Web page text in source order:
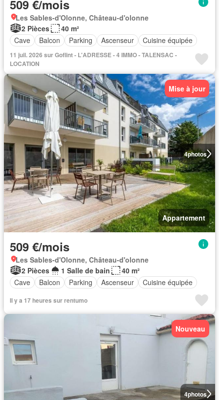
509 €/mois
Les Sables-d'Olonne, Château-d'olonne
2 Pièces
40 m²
Cave
Balcon Parking Ascenseur Cuisine équipée
11 juil. 2026 sur Goflint - L'ADRESSE - 4 IMMO - TALENSAC -
LOCATION
4photos
Mise à jour
Appartement
509 €/mois
Les Sables-d'Olonne, Château-d'olonne
2 Pièces
1 Salle de bain
40 m²
Cave
Balcon Parking Ascenseur Cuisine équipée
Il y a 17 heures sur rentumo
4photos
Nouveau